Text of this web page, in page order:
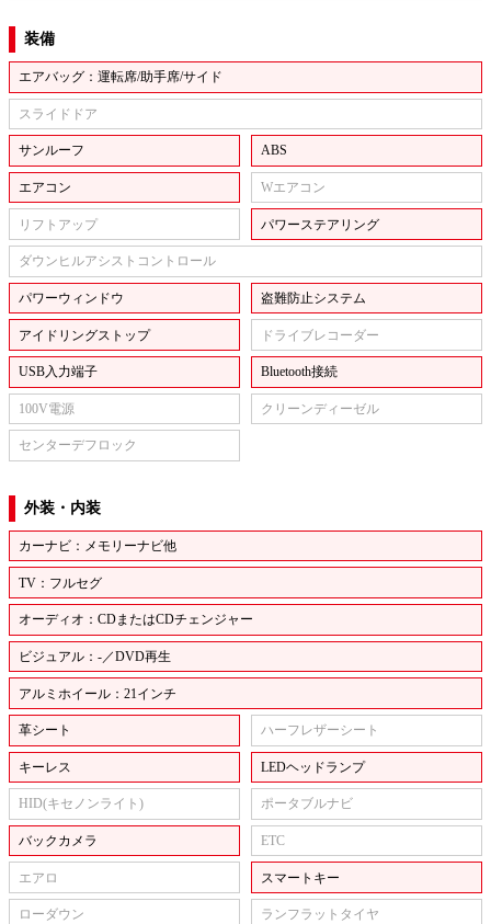
装備
エアバッグ：運転席/助手席/サイド
スライドドア
サンルーフ ABS
エアコン Wエアコン
リフトアップ パワーステアリング
ダウンヒルアシストコントロール
パワーウィンドウ 盗難防止システム
アイドリングストップ ドライブレコーダー
USB入力端子 Bluetooth接続
100V電源 クリーンディーゼル
センターデフロック
外装・内装
カーナビ：メモリーナビ他
TV：フルセグ
オーディオ：CDまたはCDチェンジャー
ビジュアル：-／DVD再生
アルミホイール：21インチ
革シート ハーフレザーシート
キーレス LEDヘッドランプ
HID(キセノンライト) ポータブルナビ
バックカメラ ETC
エアロ スマートキー
ローダウン ランフラットタイヤ